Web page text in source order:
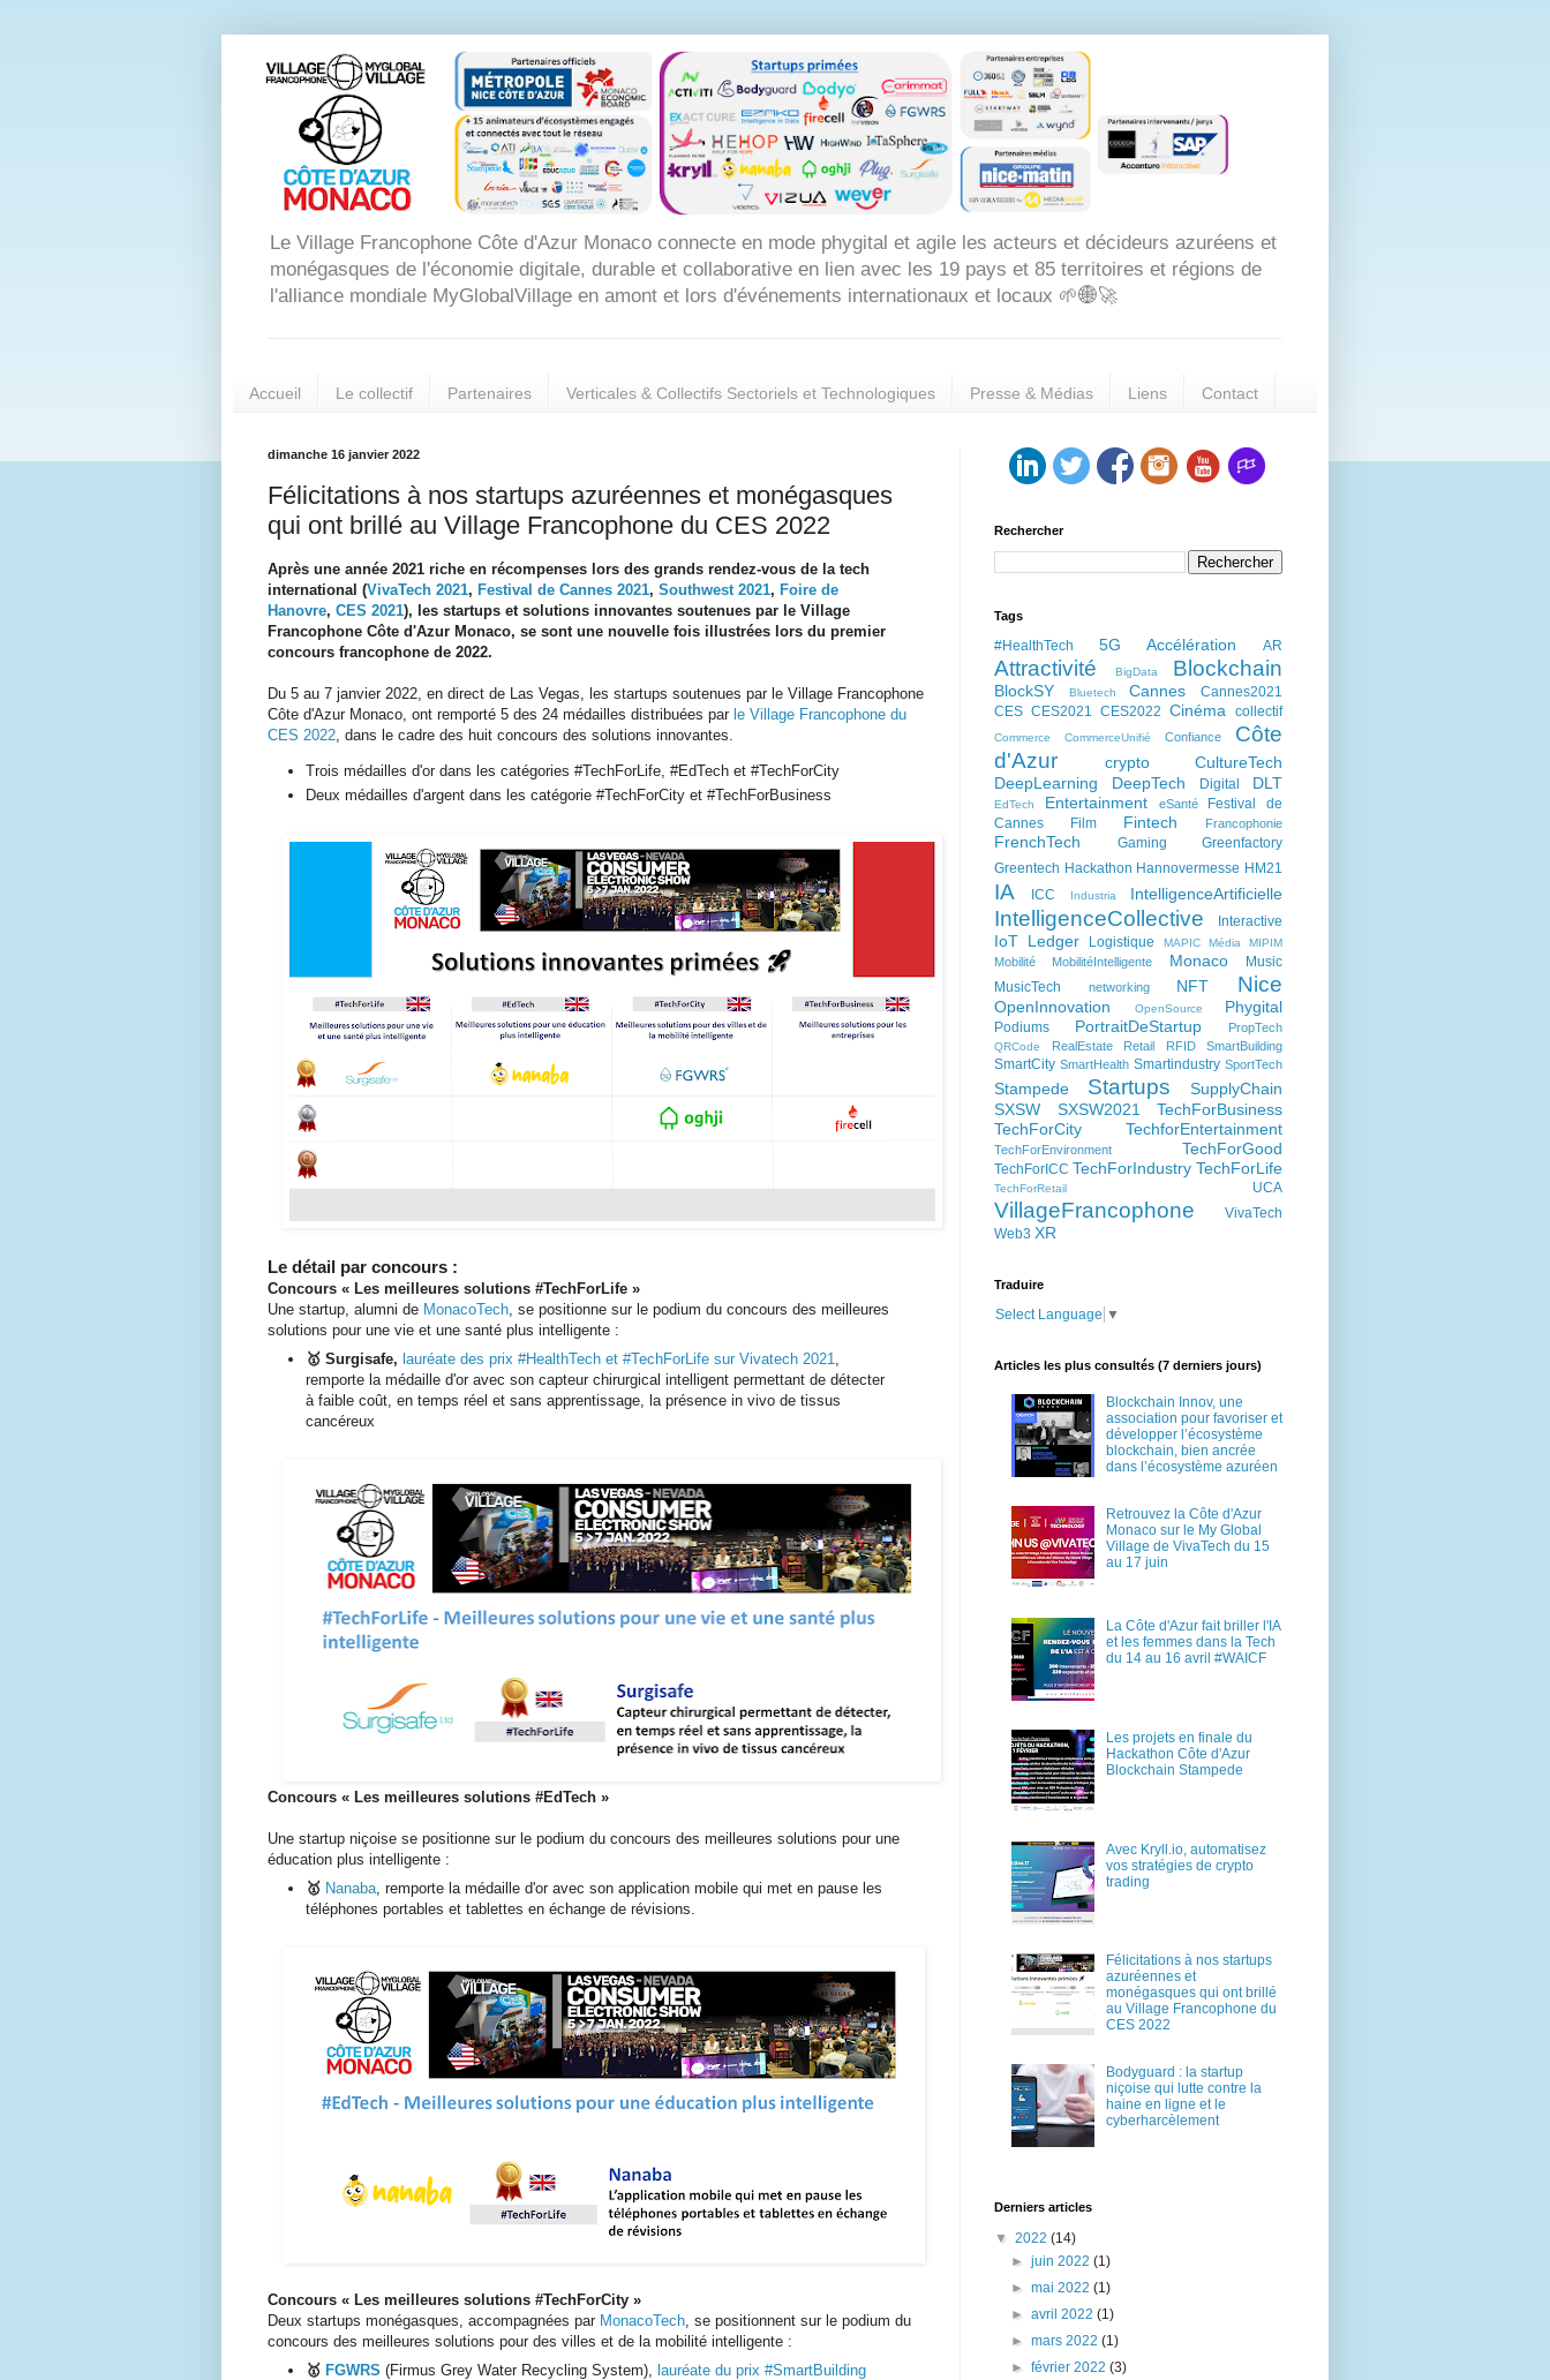
Le Village Francophone Côte d'Azur Monaco connecte en mode phygital et agile les acteurs et décideurs azuréens et
monégasques de l'économie digitale, durable et collaborative en lien avec les 19 pays et 85 territoires et régions de
l'alliance mondiale MyGlobalVillage en amont et lors d'événements internationaux et locaux 🌱🌐🚀
Accueil Le collectif Partenaires Verticales & Collectifs Sectoriels et Technologiques Presse & Médias Liens Contact
dimanche 16 janvier 2022
Félicitations à nos startups azuréennes et monégasques
qui ont brillé au Village Francophone du CES 2022
Après une année 2021 riche en récompenses lors des grands rendez-vous de la tech
international (VivaTech 2021, Festival de Cannes 2021, Southwest 2021, Foire de
Hanovre, CES 2021), les startups et solutions innovantes soutenues par le Village
Francophone Côte d'Azur Monaco, se sont une nouvelle fois illustrées lors du premier
concours francophone de 2022.
Du 5 au 7 janvier 2022, en direct de Las Vegas, les startups soutenues par le Village Francophone
Côte d'Azur Monaco, ont remporté 5 des 24 médailles distribuées par le Village Francophone du
CES 2022 , dans le cadre des huit concours des solutions innovantes.
Trois médailles d'or dans les catégories #TechForLife, #EdTech et #TechForCity
Deux médailles d'argent dans les catégorie #TechForCity et #TechForBusiness
Le détail par concours :
Concours « Les meilleures solutions #TechForLife »
Une startup, alumni de MonacoTech , se positionne sur le podium du concours des meilleures
solutions pour une vie et une santé plus intelligente :
🥇 Surgisafe, lauréate des prix #HealthTech et #TechForLife sur Vivatech 2021
remporte la médaille d'or avec son capteur chirurgical intelligent permettant de détecter
à faible coût, en temps réel et sans apprentissage, la présence in vivo de tissus
cancéreux
Concours « Les meilleures solutions #EdTech »
Une startup niçoise se positionne sur le podium du concours des meilleures solutions pour une
éducation plus intelligente :
🥇 Nanaba remporte la médaille d'or avec son application mobile qui met en pause les
téléphones portables et tablettes en échange de révisions.
Concours « Les meilleures solutions #TechForCity »
Deux startups monégasques, accompagnées par MonacoTech, se positionnent sur le podium du
concours des meilleures solutions pour des villes et de la mobilité intelligente :
🥇 FGWRS (Firmus Grey Water Recycling System),
lauréate du prix #SmartBuilding
Rechercher
Tags
#HealthTech 5G Accélération AR
Attractivité BigData Blockchain
BlockSY Bluetech Cannes
Cannes2021
CES CES2021 CES2022 Cinéma collectif
Commerce CommerceUnifié Confiance
Côte
d'Azur
crypto
CultureTech
DeepLearning
DeepTech Digital DLT
EdTech Entertainment eSanté
Festival de
Cannes
Film Fintech Francophonie
FrenchTech Gaming
Greenfactory
Greentech Hackathon Hannovermesse HM21
IA ICC Industria IntelligenceArtificielle
IntelligenceCollective Interactive
IoT Ledger Logistique MAPIC Média MIPIM
Mobilité MobilitéIntelligente Monaco
Music
MusicTech
networking NFT Nice
OpenInnovation OpenSource Phygital
Podiums PortraitDeStartup PropTech
QRCode RealEstate Retail RFID SmartBuilding
SmartCity SmartHealth Smartindustry SportTech
Stampede Startups
SupplyChain
SXSW
SXSW2021
TechForBusiness
TechForCity
TechforEntertainment
TechForEnvironment TechForGood
TechForICC TechForIndustry TechForLife
TechForRetail UCA
VillageFrancophone
VivaTech
Web3 XR
Traduire
Select Language ▼
Articles les plus consultés (7 derniers jours)
Blockchain Innov, une
association pour favoriser et
développer l’écosystème
blockchain, bien ancrée
dans l’écosystème azuréen
Retrouvez la Côte d'Azur
Monaco sur le My Global
Village de VivaTech du 15
au 17 juin
La Côte d'Azur fait briller l'IA
et les femmes dans la Tech
du 14 au 16 avril #WAICF
Les projets en finale du
Hackathon Côte d'Azur
Blockchain Stampede
Avec Kryll.io, automatisez
vos stratégies de crypto
trading
Félicitations à nos startups
azuréennes et
monégasques qui ont brillé
au Village Francophone du
CES 2022
Bodyguard : la startup
niçoise qui lutte contre la
haine en ligne et le
cyberharcèlement
Derniers articles
▼ 2022 (14)
►juin 2022(1)
►mai 2022(1)
►avril 2022(1)
►mars 2022(1)
►février 2022(3)